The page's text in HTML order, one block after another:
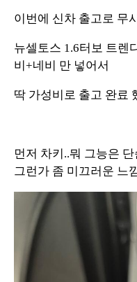
이번에 신차 출고로 무
뉴셀토스 1.6터보 트렌
비+네비 만 넣어서
딱 가성비로 출고 완료
먼저 차키..뭐 그능은
그런가 좀 미끄러운 느